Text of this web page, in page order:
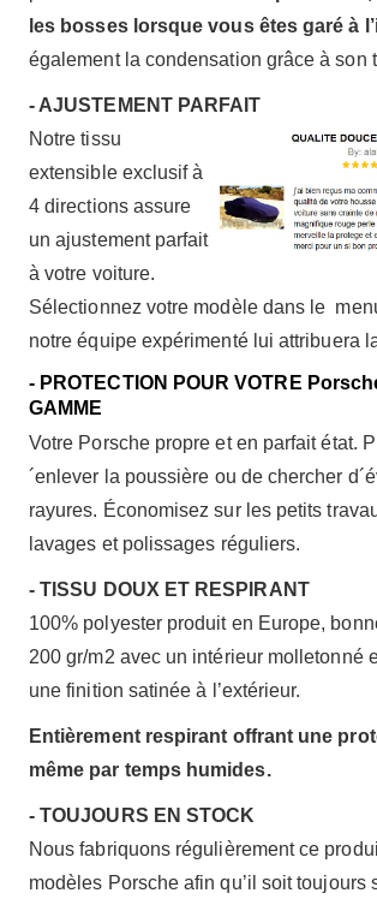
les bosses lorsque vous êtes garé à
également la condensation grâce à son
- AJUSTEMENT PARFAIT
Notre tissu
extensible exclusif à
4 directions assure
un ajustement parfait
à votre voiture.
Sélectionnez votre modèle dans le
notre équipe expérimenté lui attribuera
- PROTECTION POUR VOTRE
GAMME
Votre Porsche propre et en parfait état.
´enlever la poussière ou de chercher
rayures. Économisez sur les petits
lavages et polissages réguliers.
- TISSU DOUX ET RESPIRANT
100% polyester produit en Europe,
200 gr/m2 avec un intérieur molletonné
une finition satinée à l’extérieur.
Entièrement respirant offrant une
même par temps humides.
- TOUJOURS EN STOCK
Nous fabriquons régulièrement ce
modèles Porsche afin qu’il soit toujours